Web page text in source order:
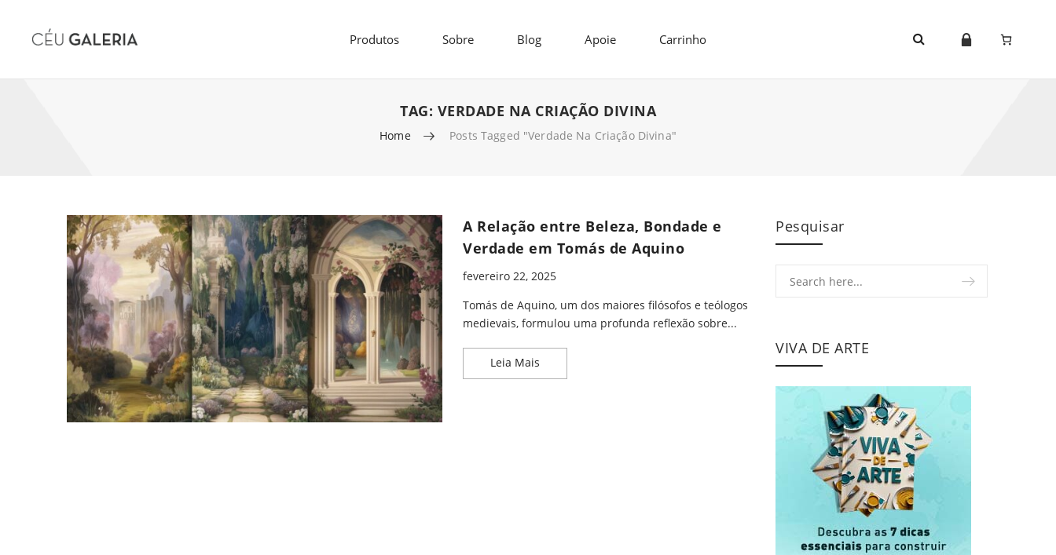
Produtos Sobre Blog Apoie Carrinho
TAG: VERDADE NA CRIAÇÃO DIVINA
Home Posts Tagged "verdade Na Criação Divina"
Skip to content
A Relação entre Beleza, Bondade e
Verdade em Tomás de Aquino
fevereiro 22, 2025
Tomás de Aquino, um dos maiores filósofos e teólogos
medievais, formulou uma profunda reflexão sobre...
Leia Mais A Relação entre Beleza, Bondade e Verdade em Tomás de Aquino
Pesquisar
VIVA DE ARTE